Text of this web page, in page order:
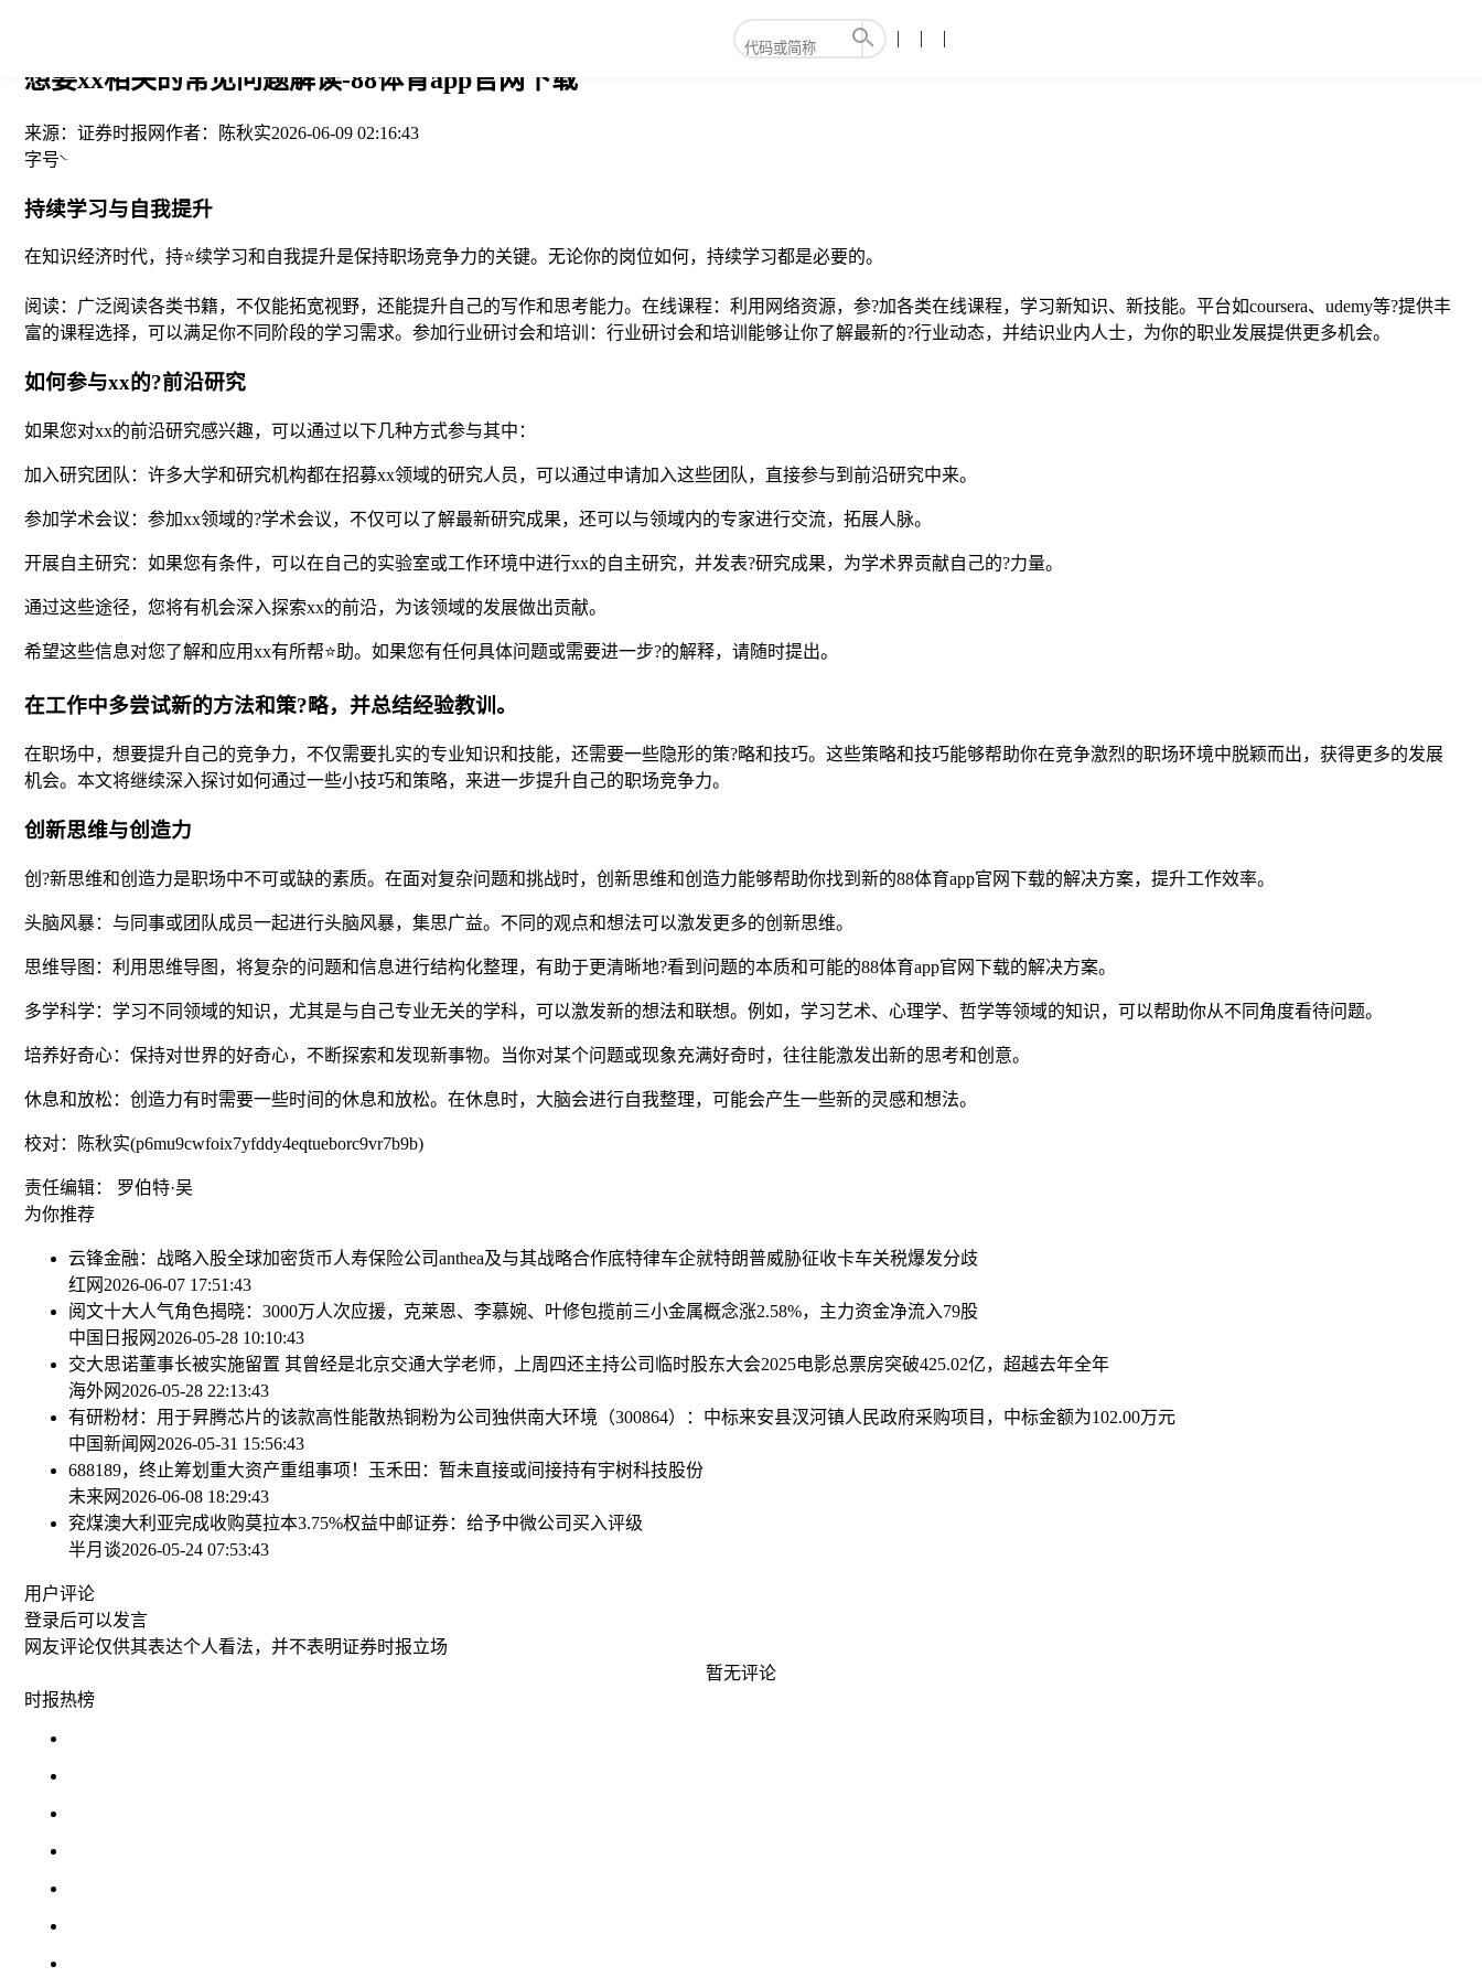
想要xx相关的常见问题解读-88体育app官网下载
来源： 证券时报网作者： 陈秋实2026-06-09 02:16:43
字号
持续学习与自我提升
在知识经济时代，持⭐续学习和自我提升是保持职场竞争力的关键。无论你的岗位如何，持续学习都是必要的。
阅读：广泛阅读各类书籍，不仅能拓宽视野，还能提升自己的写作和思考能力。在线课程：利用网络资源，参?加各类在线课程，学习新知识、新技能。平台如coursera、udemy等?提供丰
富的课程选择，可以满足你不同阶段的学习需求。参加行业研讨会和培训：行业研讨会和培训能够让你了解最新的?行业动态，并结识业内人士，为你的职业发展提供更多机会。
如何参与xx的?前沿研究
如果您对xx的前沿研究感兴趣，可以通过以下几种方式参与其中：
加入研究团队：许多大学和研究机构都在招募xx领域的研究人员，可以通过申请加入这些团队，直接参与到前沿研究中来。
参加学术会议：参加xx领域的?学术会议，不仅可以了解最新研究成果，还可以与领域内的专家进行交流，拓展人脉。
开展自主研究：如果您有条件，可以在自己的实验室或工作环境中进行xx的自主研究，并发表?研究成果，为学术界贡献自己的?力量。
通过这些途径，您将有机会深入探索xx的前沿，为该领域的发展做出贡献。
希望这些信息对您了解和应用xx有所帮⭐助。如果您有任何具体问题或需要进一步?的解释，请随时提出。
在工作中多尝试新的方法和策?略，并总结经验教训。
在职场中，想要提升自己的竞争力，不仅需要扎实的专业知识和技能，还需要一些隐形的策?略和技巧。这些策略和技巧能够帮助你在竞争激烈的职场环境中脱颖而出，获得更多的发展
机会。本文将继续深入探讨如何通过一些小技巧和策略，来进一步提升自己的职场竞争力。
创新思维与创造力
创?新思维和创造力是职场中不可或缺的素质。在面对复杂问题和挑战时，创新思维和创造力能够帮助你找到新的88体育app官网下载的解决方案，提升工作效率。
头脑风暴：与同事或团队成员一起进行头脑风暴，集思广益。不同的观点和想法可以激发更多的创新思维。
思维导图：利用思维导图，将复杂的问题和信息进行结构化整理，有助于更清晰地?看到问题的本质和可能的88体育app官网下载的解决方案。
多学科学：学习不同领域的知识，尤其是与自己专业无关的学科，可以激发新的想法和联想。例如，学习艺术、心理学、哲学等领域的知识，可以帮助你从不同角度看待问题。
培养好奇心：保持对世界的好奇心，不断探索和发现新事物。当你对某个问题或现象充满好奇时，往往能激发出新的思考和创意。
休息和放松：创造力有时需要一些时间的休息和放松。在休息时，大脑会进行自我整理，可能会产生一些新的灵感和想法。
校对：陈秋实(p6mu9cwfoix7yfddy4eqtueborc9vr7b9b)
责任编辑： 罗伯特·吴
为你推荐
云锋金融：战略入股全球加密货币人寿保险公司anthea及与其战略合作底特律车企就特朗普威胁征收卡车关税爆发分歧
红网 2026-06-07 17:51:43
阅文十大人气角色揭晓：3000万人次应援，克莱恩、李慕婉、叶修包揽前三小金属概念涨2.58%，主力资金净流入79股
中国日报网 2026-05-28 10:10:43
交大思诺董事长被实施留置 其曾经是北京交通大学老师，上周四还主持公司临时股东大会2025电影总票房突破425.02亿，超越去年全年
海外网 2026-05-28 22:13:43
有研粉材：用于昇腾芯片的该款高性能散热铜粉为公司独供南大环境（300864）：中标来安县汊河镇人民政府采购项目，中标金额为102.00万元
中国新闻网 2026-05-31 15:56:43
688189，终止筹划重大资产重组事项！
玉禾田：暂未直接或间接持有宇树科技股份
未来网 2026-06-08 18:29:43
兖煤澳大利亚完成收购莫拉本3.75%权益中邮证券：给予中微公司买入评级
半月谈2026-05-24 07:53:43
用户评论
登录后可以发言
网友评论仅供其表达个人看法，并不表明证券时报立场
暂无评论
时报热榜